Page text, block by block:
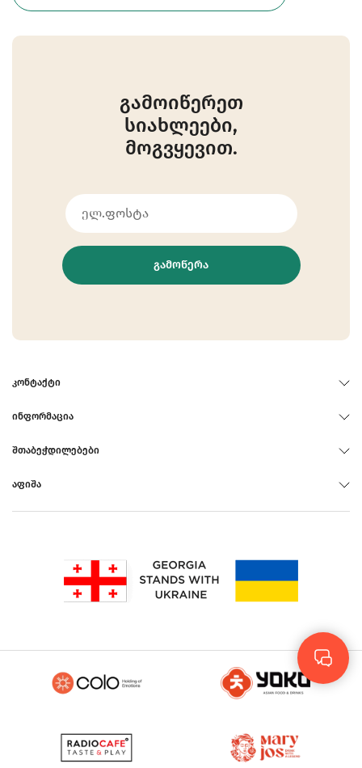
გამოიწერეთ
სიახლეები,
მოგვყევით.
ᲒᲐᲛᲝᲬᲔᲠᲐ
ᲙᲝᲜᲢᲐᲥᲢᲘ
ᲘᲜᲤᲝᲠᲛᲐᲪᲘᲐ
ᲨᲗᲐᲑᲔᲭᲓᲘᲚᲔᲑᲔᲑᲘ
ᲐᲤᲘᲨᲐ
Rus